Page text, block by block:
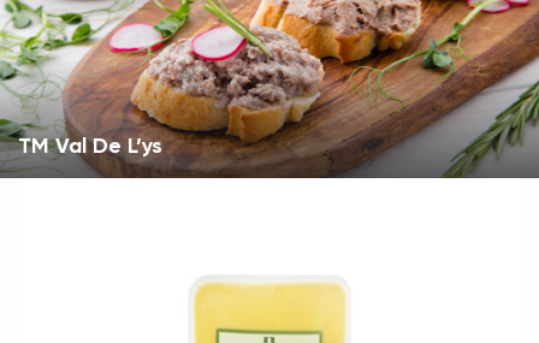
ТМ Val De L’ys